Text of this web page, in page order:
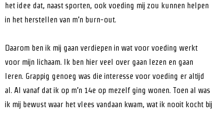
het idee dat, naast sporten, ook voeding mij zou kunnen helpen
in het herstellen van m’n burn-out.
Daarom ben ik mij gaan verdiepen in wat voor voeding werkt
voor mijn lichaam. Ik ben hier veel over gaan lezen en gaan
leren. Grappig genoeg was die interesse voor voeding er altijd
al. Al vanaf dat ik op m’n 14e op mezelf ging wonen. Toen al was
ik mij bewust waar het vlees vandaan kwam, wat ik nooit kocht bij